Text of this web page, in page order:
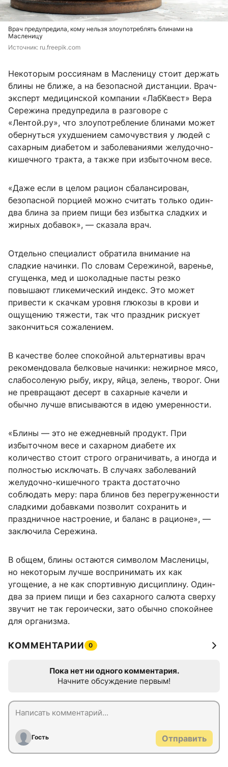
Врач предупредила, кому нельзя злоупотреблять блинами на
Масленицу
Источник: ru.freepik.com
Некоторым россиянам в Масленицу стоит держать
блины не ближе, а на безопасной дистанции. Врач-
эксперт медицинской компании «ЛабКвест» Вера
Сережина предупредила в разговоре с
«Лентой.ру», что злоупотребление блинами может
обернуться ухудшением самочувствия у людей с
сахарным диабетом и заболеваниями желудочно-
кишечного тракта, а также при избыточном весе.
«Даже если в целом рацион сбалансирован,
безопасной порцией можно считать только один-
два блина за прием пищи без избытка сладких и
жирных добавок», — сказала врач.
Отдельно специалист обратила внимание на
сладкие начинки. По словам Сережиной, варенье,
сгущенка, мед и шоколадные пасты резко
повышают гликемический индекс. Это может
привести к скачкам уровня глюкозы в крови и
ощущению тяжести, так что праздник рискует
закончиться сожалением.
В качестве более спокойной альтернативы врач
рекомендовала белковые начинки: нежирное мясо,
слабосоленую рыбу, икру, яйца, зелень, творог. Они
не превращают десерт в сахарные качели и
обычно лучше вписываются в идею умеренности.
«Блины — это не ежедневный продукт. При
избыточном весе и сахарном диабете их
количество стоит строго ограничивать, а иногда и
полностью исключать. В случаях заболеваний
желудочно-кишечного тракта достаточно
соблюдать меру: пара блинов без перегруженности
сладкими добавками позволит сохранить и
праздничное настроение, и баланс в рационе», —
заключила Сережина.
В общем, блины остаются символом Масленицы,
но некоторым лучше воспринимать их как
угощение, а не как спортивную дисциплину. Один-
два за прием пищи и без сахарного салюта сверху
звучит не так героически, зато обычно спокойнее
для организма.
КОММЕНТАРИИ 0
Пока нет ни одного комментария.
Начните обсуждение первым!
Гость Отправить